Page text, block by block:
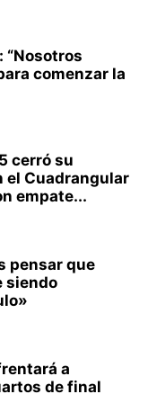
“Nosotros
comenzar la
cerró su
el Cuadrangular
empate...
pensar que
siendo
a
de final